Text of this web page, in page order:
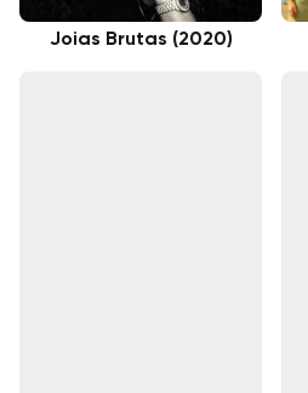
Joias Brutas (2020)